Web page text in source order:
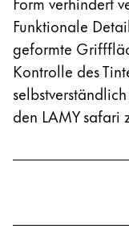
Funktionale
geformte
Kontrolle des
den LAMY safari